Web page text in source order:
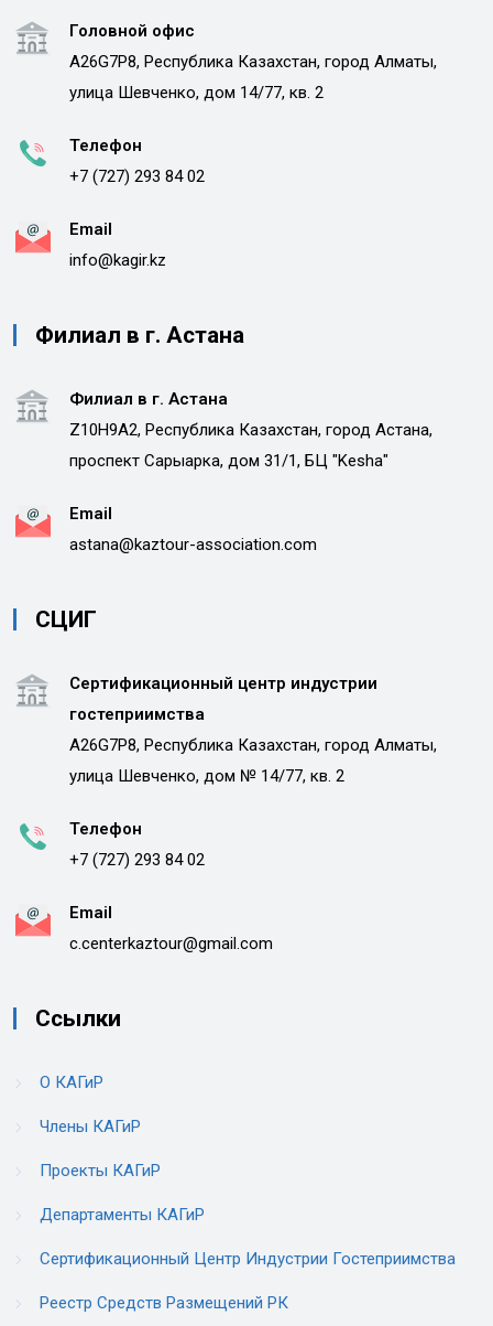
Головной офис
A26G7P8, Республика Казахстан, город Алматы,
улица Шевченко, дом 14/77, кв. 2
Телефон
+7 (727) 293 84 02
Email
info@kagir.kz
Филиал в г. Астана
Филиал в г. Астана
Z10H9A2, Республика Казахстан, город Астана,
проспект Сарыарка, дом 31/1, БЦ "Kesha"
Email
astana@kaztour-association.com
СЦИГ
Сертификационный центр индустрии
гостеприимства
A26G7P8, Республика Казахстан, город Алматы,
улица Шевченко, дом № 14/77, кв. 2
Телефон
+7 (727) 293 84 02
Email
c.centerkaztour@gmail.com
Ссылки
О КАГиР
Члены КАГиР
Проекты КАГиР
Департаменты КАГиР
Сертификационный Центр Индустрии Гостеприимства
Реестр Средств Размещений РК